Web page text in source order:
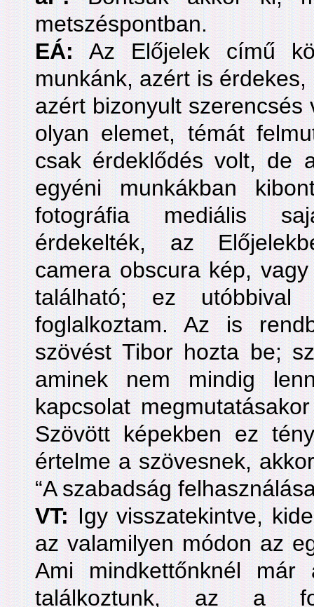
metszéspontban.
EÁ:Az Előjelek című
munkánk, azért is
azért bizonyult
olyan elemet, témát
csak érdeklődés volt, de
egyéni munkákban
fotográfia mediális
érdekelték, az
camera obscura kép,
található; ez
foglalkoztam. Az is
szövést Tibor hozta be;
aminek nem mindig
kapcsolat
Szövött képekben ez
értelme a szövesnek,
“A szabadság
VT:Igy visszatekintve,
az valamilyen módon az
Ami mindkettőnknél
találkoztunk, az a